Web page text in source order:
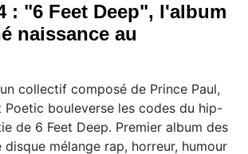
: "6 Feet Deep", l'album
naissance au
collectif composé de Prince Paul,
Poetic bouleverse les codes du hip-
de 6 Feet Deep. Premier album des
disque mélange rap, horreur, humour